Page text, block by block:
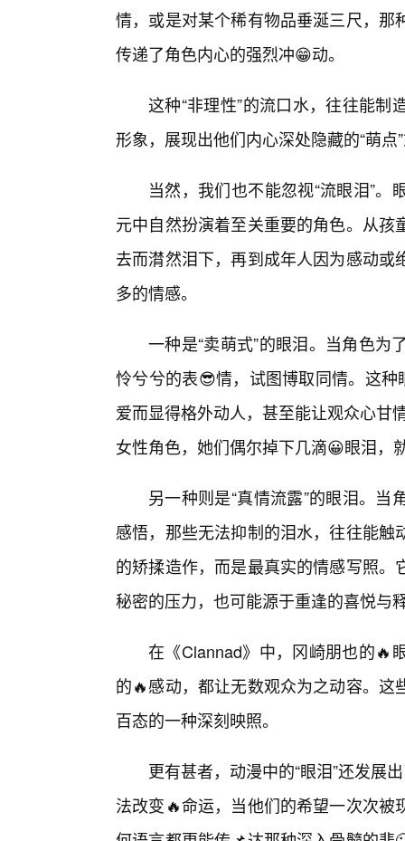
情，或是对某个稀有物品垂涎三尺，
传递了角色内心的强烈冲😁动。
这种“非理性”的流口水，往往能
形象，展现出他们内心深处隐藏的“萌点
当然，我们也不能忽视“流眼泪”
元中自然扮演着至关重要的角色。从
去而潸然泪下，再到成年人因为感动
多的情感。
一种是“卖萌式”的眼泪。当角色
怜兮兮的表😎情，试图博取同情。这
爱而显得格外动人，甚至能让观众心甘
女性角色，她们偶尔掉下几滴😀眼泪，
另一种则是“真情流露”的眼泪。
感悟，那些无法抑制的泪水，往往能
的矫揉造作，而是最真实的情感写照
秘密的压力，也可能源于重逢的喜悦与
在《Clannad》中，冈崎朋也的🔥
的🔥感动，都让无数观众为之动容。
百态的一种深刻映照。
更有甚者，动漫中的“眼泪”还发展
法改变🔥命运，当他们的希望一次次